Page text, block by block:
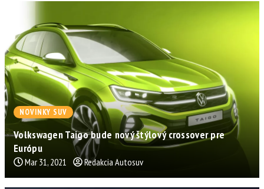
NOVINKY SUV
Volkswagen Taigo bude nový štýlový crossover pre
Európu
Mar 31, 2021 Redakcia Autosuv